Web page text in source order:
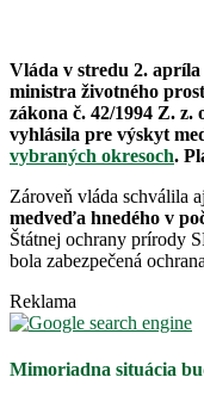
Vláda v stredu 2.
ministra životného
zákona č. 42/1994 Z.
vyhlásila pre výskyt
vybraných okresoch.
Zároveň vláda schválila aj
medveďa hnedého v
Štátnej ochrany prírody
bola zabezpečená
Reklama
Mimoriadna situácia